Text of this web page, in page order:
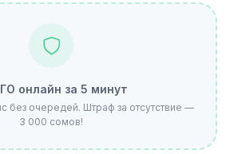
онлайн за 5 минут
без очередей. Штраф за отсутствие —
3 000 сомов!